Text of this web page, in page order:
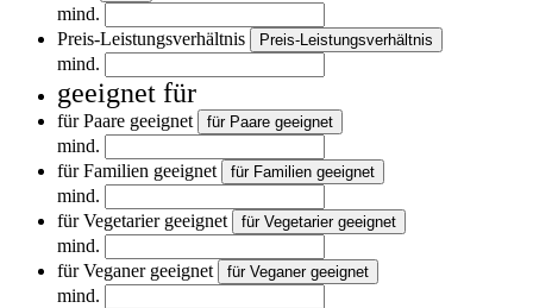
mind.
Preis-Leistungsverhältnis
Preis-Leistungsverhältnis
mind.
geeignet für
für Paare geeignet für Paare geeignet
mind.
für Familien geeignet
für Familien geeignet
mind.
für Vegetarier geeignet
für Vegetarier geeignet
mind.
für Veganer geeignet
für Veganer geeignet
mind.